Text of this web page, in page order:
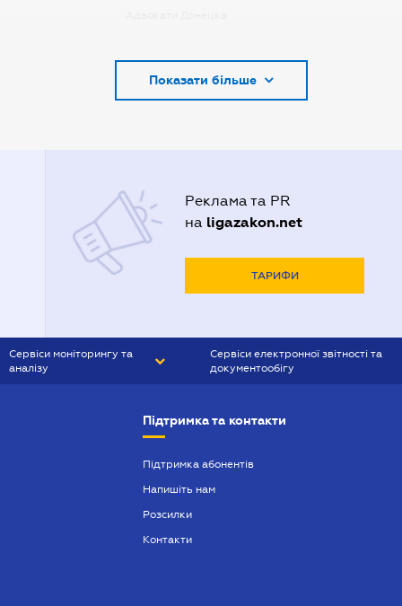
Адвокати Києва
Адвокати Полтави
Адвокати Харькова
Адвокаты Кривого Рогу
Показати більше
Реклама та PR
на ligazakon.net
ТАРИФИ
Сервіси моніторингу та
аналізу
Сервіси електронної звітності та
документообігу
Підтримка та контакти
Підтримка абонентів
Напишіть нам
Розсилки
Контакти